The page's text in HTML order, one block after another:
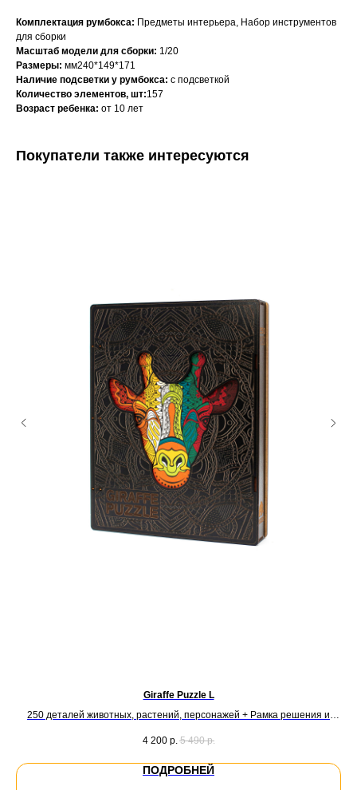
Комплектация румбокса: Предметы интерьера, Набор инструментов
для сборки
Масштаб модели для сборки: 1/20
Размеры: мм240*149*171
Наличие подсветки у румбокса: с подсветкой
Количество элементов, шт:157
Возраст ребенка: от 10 лет
Покупатели также интересуются
Giraffe Puzzle L
250 деталей животных, растений, персонажей + Рамка решения и
4 200 р. 5 490 р.
ПОДРОБНЕЙ